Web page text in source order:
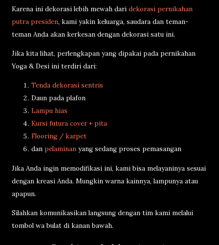
Karena ini dekorasi lebih mewah dari dekorasi pernikahan
putra presiden, kami yakin keluarga, saudara dan teman-
teman Anda akan kerkesan dengan dekorasi satu ini.
Jika kita lihat, perlengkapan yang dipakai pada pernikahan
Yoga & Desi ini terdiri dari:
Tenda dekorasi sentris
Daun pada plafon
Lampu hias
Kursi futura cover + pita
Flooring / karpet
dan pelaminan yang sedang proses pemasangan
Jika Anda ingin memodifikasi ini, kami bisa melayaninya sesuai
dengan kreasi Anda. Mungkin warna kainnya, lampunya atau
apapun.
Silahkan komunikasikan langsung dengan tim kami melalui
tombol wa bulat di kanan bawah.